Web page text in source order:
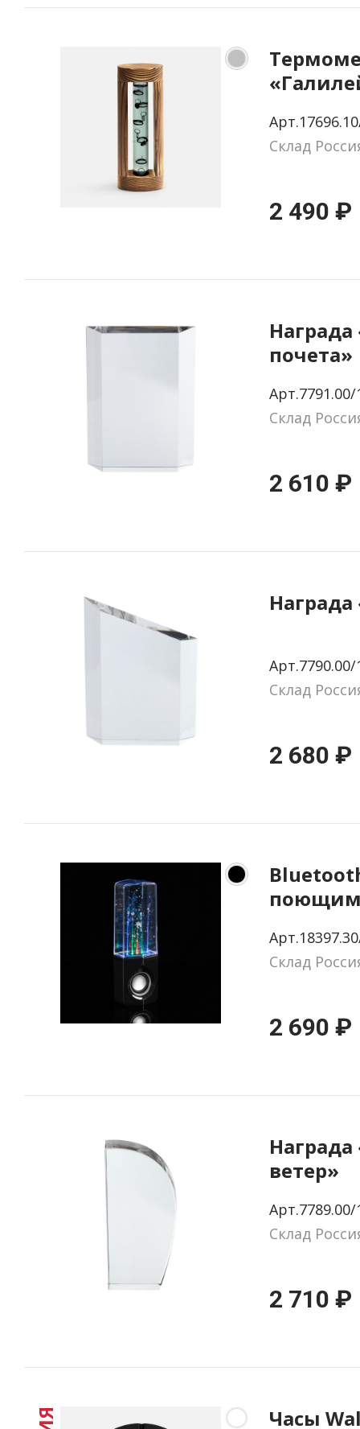
Склад
2 490 ₽
Награда
почета»
Арт.7791.00/
Склад
2 610 ₽
Награда
Арт.7790.00/
Склад
2 680 ₽
Склад
2 690 ₽
ветер»
Арт.7789.00/
Склад
2 710 ₽
Часы